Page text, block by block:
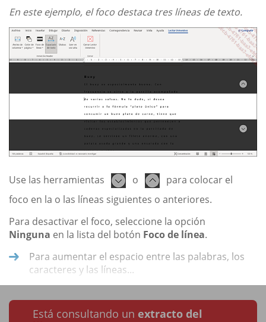
En este ejemplo, el foco destaca tres líneas de texto.
Use las herramientas o
para colocar el
foco en la o las líneas siguientes o anteriores.
Para desactivar el foco, seleccione la opción
Ninguna en la lista del botón Foco de línea.
Para aumentar el espacio entre las palabras, los
caracteres y las líneas...
Está consultando un extracto del